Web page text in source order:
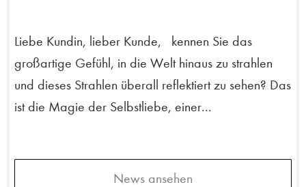
Liebe Kundin, lieber Kunde, kennen Sie das
großartige Gefühl, in die Welt hinaus zu strahlen
und dieses Strahlen überall reflektiert zu sehen? Das
ist die Magie der Selbstliebe, einer...
News ansehen